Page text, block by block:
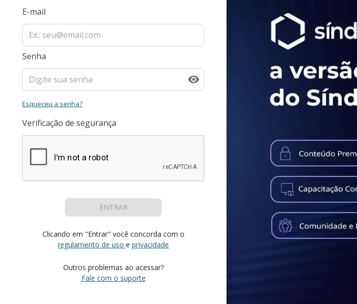
E-mail
Senha
Esqueceu a senha?
Verificação de segurança
ENTRAR
Clicando em "Entrar" você concorda com o
regulamento de uso e privacidade
Outros problemas ao acessar?
Fale com o suporte